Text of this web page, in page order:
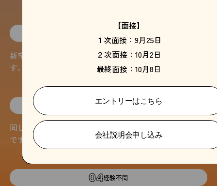
新卒生と同じカリキュラムで基礎からじっくり学べま
す。
独りではありません
同じ境遇の同期メンバーと一緒に、切磋琢磨できる環境
です。
04経験不問
【面接】
１次面接：9月25日
２次面接：10月2日
最終面接：10月8日
エントリーはこちら
会社説明会申し込み